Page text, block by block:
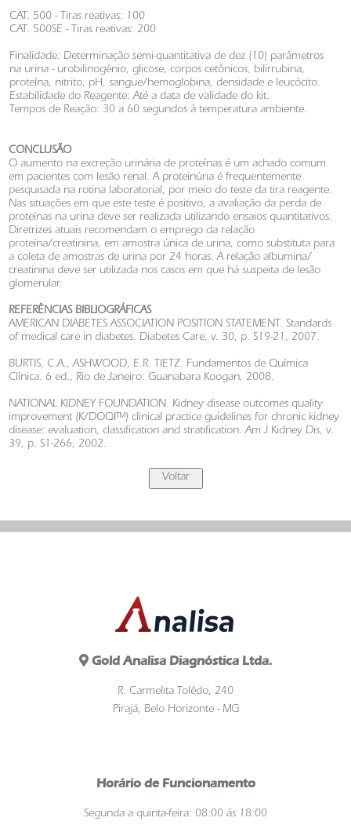
CAT. 500 - Tiras reativas: 100
CAT. 500SE - Tiras reativas: 200
Finalidade: Determinação semi-quantitativa de dez (10) parâmetros
na urina - urobilinogênio, glicose, corpos cetônicos, bilirrubina,
proteína, nitrito, pH, sangue/hemoglobina, densidade e leucócito.
Estabilidade do Reagente: Até a data de validade do kit.
Tempos de Reação: 30 a 60 segundos à temperatura ambiente.
CONCLUSÃO
O aumento na excreção urinária de proteínas é um achado comum
em pacientes com lesão renal. A proteinúria é frequentemente
pesquisada na rotina laboratorial, por meio do teste da tira reagente.
Nas situações em que este teste é positivo, a avaliação da perda de
proteínas na urina deve ser realizada utilizando ensaios quantitativos.
Diretrizes atuais recomendam o emprego da relação
proteína/creatinina, em amostra única de urina, como substituta para
a coleta de amostras de urina por 24 horas. A relação albumina/
creatinina deve ser utilizada nos casos em que há suspeita de lesão
glomerular.
REFERÊNCIAS BIBLIOGRÁFICAS
AMERICAN DIABETES ASSOCIATION POSITION STATEMENT. Standards
of medical care in diabetes. Diabetes Care, v. 30, p. S19-21, 2007.
BURTIS, C.A., ASHWOOD, E.R. TIETZ. Fundamentos de Química
Clínica. 6 ed., Rio de Janeiro: Guanabara Koogan, 2008.
NATIONAL KIDNEY FOUNDATION. Kidney disease outcomes quality
improvement (K/DOQI™) clinical practice guidelines for chronic kidney
disease: evaluation, classification and stratification. Am J Kidney Dis, v.
39, p. S1-266, 2002.
Gold Analisa Diagnóstica Ltda.
R. Carmelita Tolêdo, 240
Pirajá, Belo Horizonte - MG
Horário de Funcionamento
Segunda a quinta-feira: 08:00 às 18:00